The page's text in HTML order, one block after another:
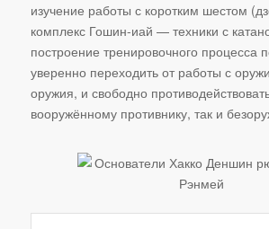
изучение работы с коротким шестом
комплекс Гошин-иай — техники с
построение тренировочного процесса
уверенно переходить от работы с
оружия, и свободно
вооружённому противнику, так и